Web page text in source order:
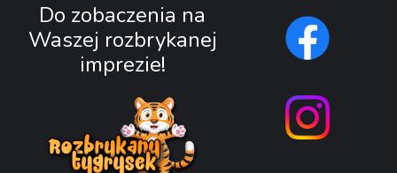
Do zobaczenia na
Waszej rozbrykanej
imprezie!